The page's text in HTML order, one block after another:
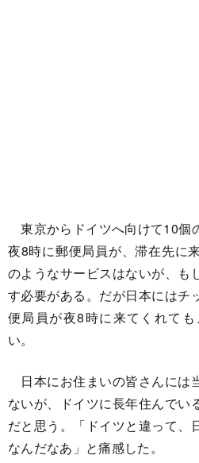
東京からドイツへ向けて10個
夜8時に郵便局員が、滞在先に
のようなサービスはないが、も
す必要がある。だが日本にはチ
便局員が夜8時に来てくれて
い。
日本にお住まいの皆さんには
ないが、ドイツに長年住んでい
だと思う。「ドイツと違って、
なんだなあ」と痛感した。